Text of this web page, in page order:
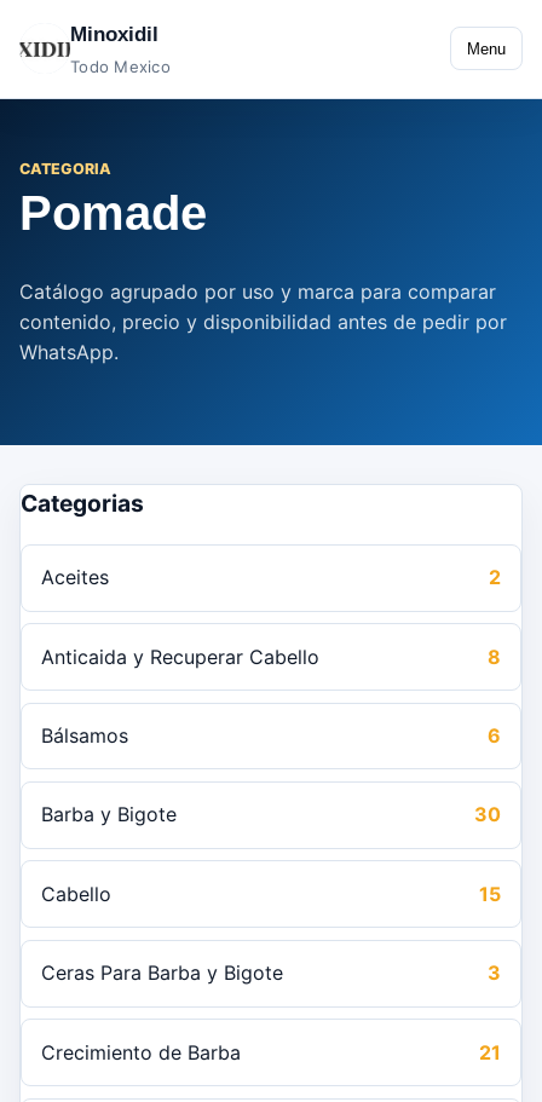
Minoxidil
Todo Mexico
Menu
CATEGORIA
Pomade
Catálogo agrupado por uso y marca para comparar
contenido, precio y disponibilidad antes de pedir por
WhatsApp.
Categorias
Aceites 2
Anticaida y Recuperar Cabello 8
Bálsamos 6
Barba y Bigote 30
Cabello 15
Ceras Para Barba y Bigote 3
Crecimiento de Barba 21